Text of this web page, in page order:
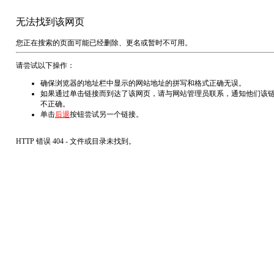
无法找到该网页
您正在搜索的页面可能已经删除、更名或暂时不可用。
请尝试以下操作：
确保浏览器的地址栏中显示的网站地址的拼写和格式正确无误。
如果通过单击链接而到达了该网页，请与网站管理员联系，通知他们该
不正确。
单击后退按钮尝试另一个链接。
HTTP 错误 404 - 文件或目录未找到。